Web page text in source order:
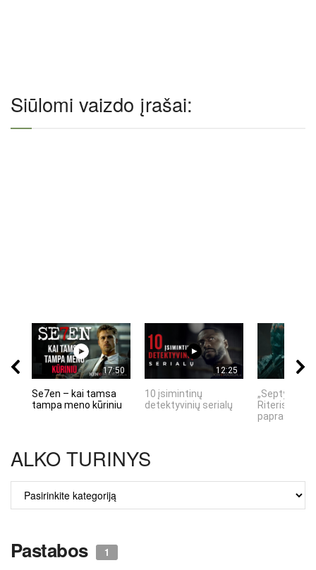
Siūlomi vaizdo įrašai:
17:50
Se7en – kai tamsa
tampa meno kūriniu
12:25
10 įsimintinų
detektyvinių serialų
„Septynių
Riteris" – kai
ALKO TURINYS
ALKO
TURINYS
Pastabos 1